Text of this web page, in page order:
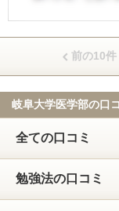
前の10件
岐阜大学医学部の口
全ての口コミ
勉強法の口コミ